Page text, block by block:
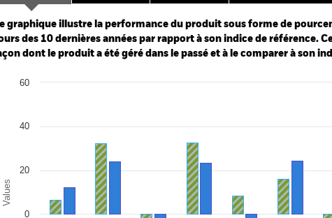
2000-01-01 00:00:00 to 2026-07-31 00:00:00.
-600 to 1200.
graphique illustre la performance du produit sous forme de
des 10 dernières années par rapport à son indice de référence.
dont le produit a été géré dans le passé et à le comparer à son
chart with 2 data series.
Values
0
20
40
60